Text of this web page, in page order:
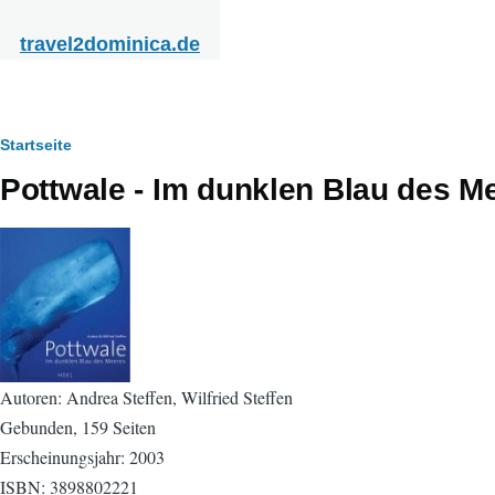
travel2dominica.de
Pfadnavigation
Startseite
Pottwale - Im dunklen Blau des
Autoren: Andrea Steffen, Wilfried Steffen
Gebunden, 159 Seiten
Erscheinungsjahr: 2003
ISBN: 3898802221